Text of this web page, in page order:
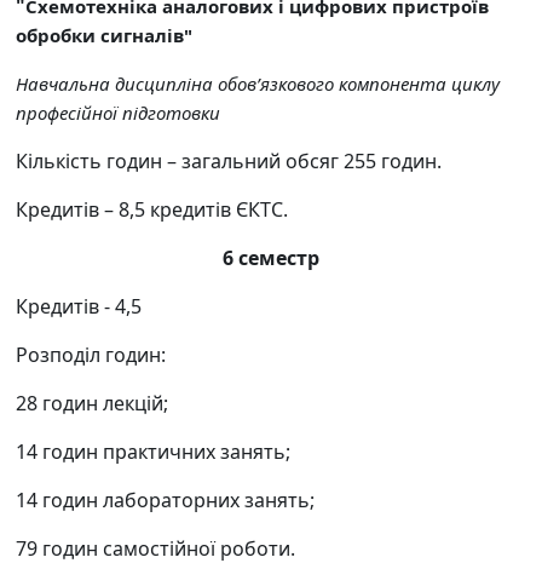
"Схемотехніка аналогових і цифрових пристроїв
обробки сигналів"
Навчальна дисципліна обов’язкового компонента циклу
професійноїпідготовки
Кількість годин – загальний обсяг255 годин.
Кредитів–8,5 кредитів ЄКТС.
6 семестр
Кредитів- 4,5
Розподіл годин:
28 годин лекцій;
14 годин практичних занять;
14 годин лабораторнихзанять;
79 годин самостійноїроботи.